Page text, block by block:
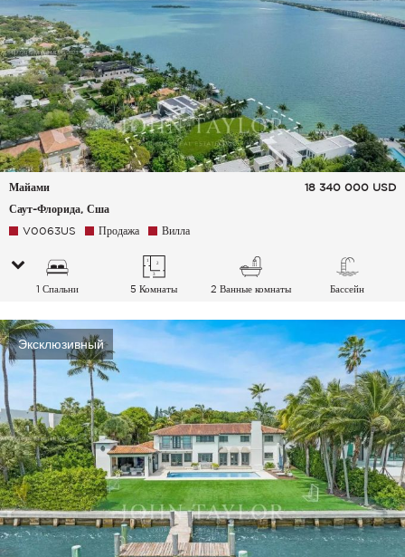
Майами
Саут-Флорида, Сша
18 340 000 USD
V0063US Продажа Вилла
1 Спальни 5 Комнаты 2 Ванные комнаты Бассейн
Эксклюзивный